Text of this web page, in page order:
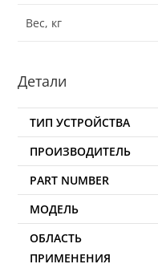
Вес, кг
Детали
ТИП УСТРОЙСТВА
ПРОИЗВОДИТЕЛЬ
PART NUMBER
МОДЕЛЬ
ОБЛАСТЬ
ПРИМЕНЕНИЯ